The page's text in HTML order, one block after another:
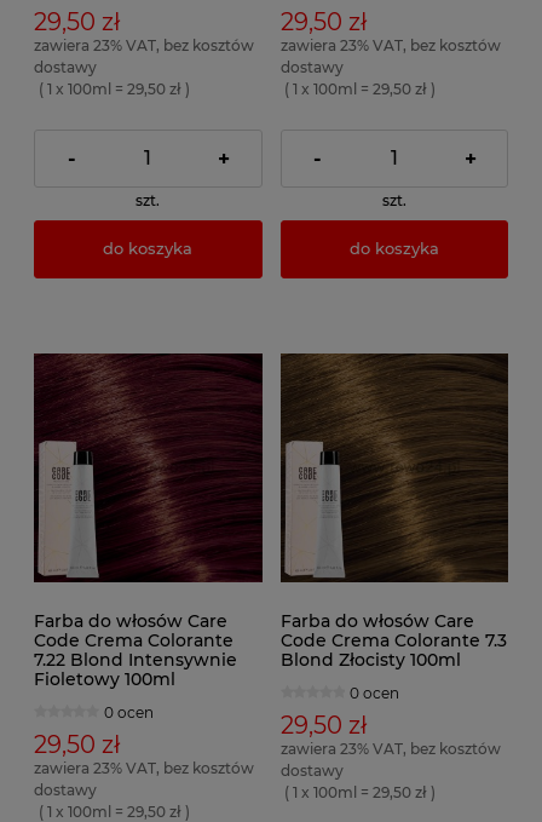
29,50 zł
zawiera 23% VAT, bez kosztów
dostawy
( 1 x 100ml = 29,50 zł )
- +
szt.
do koszyka
29,50 zł
zawiera 23% VAT, bez kosztów
dostawy
( 1 x 100ml = 29,50 zł )
- +
szt.
do koszyka
Farba do włosów Care
Code Crema Colorante
7.22 Blond Intensywnie
Fioletowy 100ml
0 ocen
29,50 zł
zawiera 23% VAT, bez kosztów
dostawy
( 1 x 100ml = 29,50 zł )
Farba do włosów Care
Code Crema Colorante 7.3
Blond Złocisty 100ml
0 ocen
29,50 zł
zawiera 23% VAT, bez kosztów
dostawy
( 1 x 100ml = 29,50 zł )